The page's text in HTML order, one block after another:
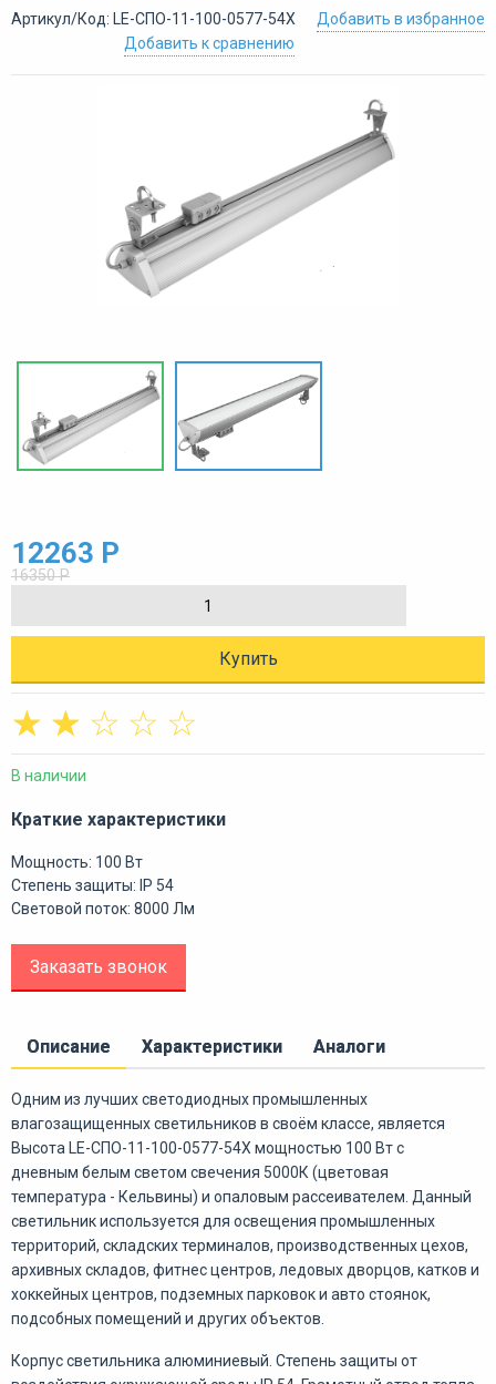
Артикул/Код: LE-СПО-11-100-0577-54Х
Добавить в избранное
Добавить к сравнению
12263 Р
16350 Р
Купить
☆
☆
☆
☆
☆
В наличии
Краткие характеристики
Мощность: 100 Вт
Степень защиты: IP 54
Световой поток: 8000 Лм
Заказать звонок
Описание Характеристики Аналоги
Одним из лучших светодиодных промышленных
влагозащищенных светильников в своём классе, является
Высота LE-СПО-11-100-0577-54Х мощностью 100 Вт с
дневным белым светом свечения 5000К (цветовая
температура - Кельвины) и опаловым рассеивателем. Данный
светильник используется для освещения промышленных
территорий, складских терминалов, производственных цехов,
архивных складов, фитнес центров, ледовых дворцов, катков и
хоккейных центров, подземных парковок и авто стоянок,
подсобных помещений и других объектов.
Корпус светильника алюминиевый. Степень защиты от